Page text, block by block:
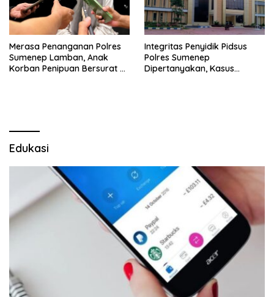
Merasa Penanganan Polres
Sumenep Lamban, Anak
Korban Penipuan Bersurat ke
Integritas Penyidik Pidsus
Polres Sumenep
Dipertanyakan, Kasus
Edukasi